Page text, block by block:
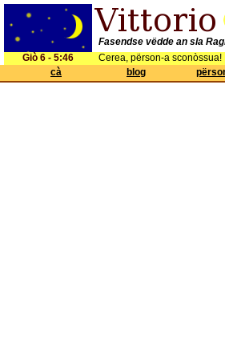
Fasendse vëdde an sla
Giò 6 - 5:46
Cerea, përson-a sconòssua!
cà
blog